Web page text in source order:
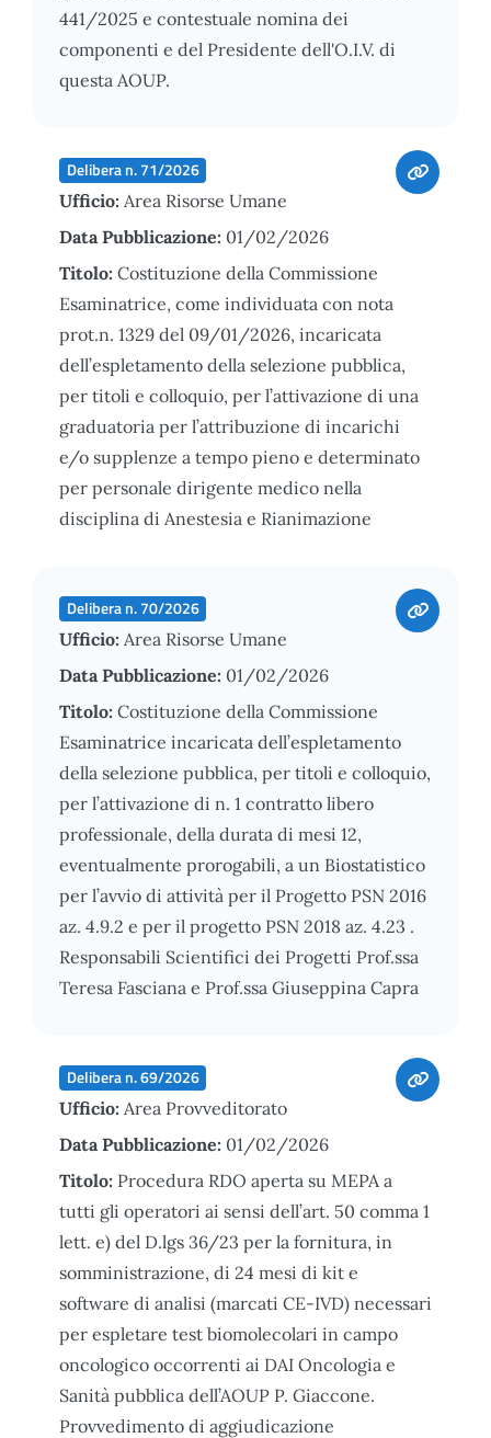
441/2025 e contestuale nomina dei
componenti e del Presidente dell'O.I.V. di
questa AOUP.
Delibera n. 71/2026
Ufficio: Area Risorse Umane
Data Pubblicazione: 01/02/2026
Titolo: Costituzione della Commissione
Esaminatrice, come individuata con nota
prot.n. 1329 del 09/01/2026, incaricata
dell’espletamento della selezione pubblica,
per titoli e colloquio, per l’attivazione di una
graduatoria per l’attribuzione di incarichi
e/o supplenze a tempo pieno e determinato
per personale dirigente medico nella
disciplina di Anestesia e Rianimazione
Delibera n. 70/2026
Ufficio: Area Risorse Umane
Data Pubblicazione: 01/02/2026
Titolo: Costituzione della Commissione
Esaminatrice incaricata dell’espletamento
della selezione pubblica, per titoli e colloquio,
per l’attivazione di n. 1 contratto libero
professionale, della durata di mesi 12,
eventualmente prorogabili, a un Biostatistico
per l’avvio di attività per il Progetto PSN 2016
az. 4.9.2 e per il progetto PSN 2018 az. 4.23 .
Responsabili Scientifici dei Progetti Prof.ssa
Teresa Fasciana e Prof.ssa Giuseppina Capra
Delibera n. 69/2026
Ufficio: Area Provveditorato
Data Pubblicazione: 01/02/2026
Titolo: Procedura RDO aperta su MEPA a
tutti gli operatori ai sensi dell’art. 50 comma 1
lett. e) del D.lgs 36/23 per la fornitura, in
somministrazione, di 24 mesi di kit e
software di analisi (marcati CE-IVD) necessari
per espletare test biomolecolari in campo
oncologico occorrenti ai DAI Oncologia e
Sanità pubblica dell’AOUP P. Giaccone.
Provvedimento di aggiudicazione